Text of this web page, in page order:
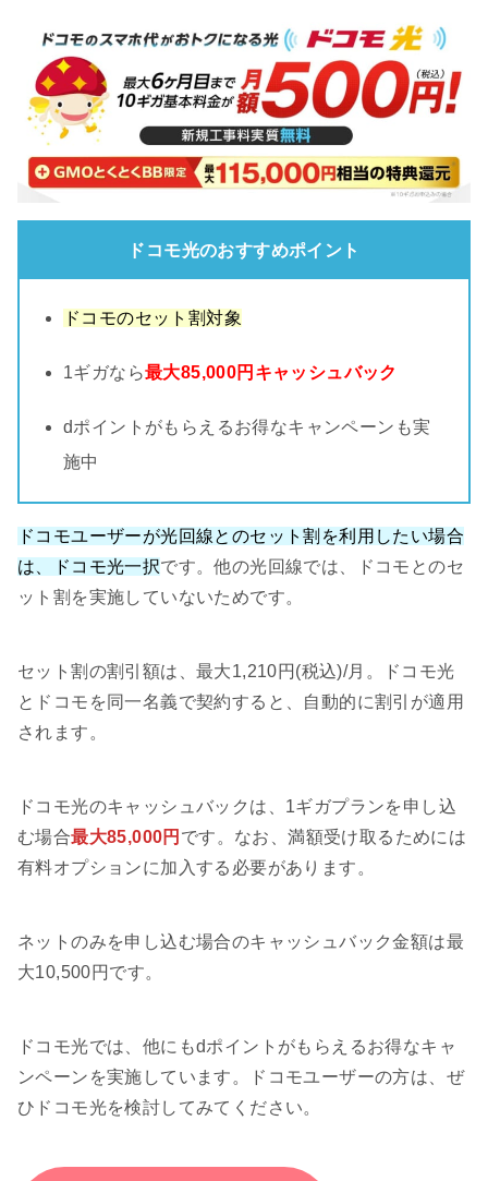
ドコモ光のおすすめポイント
ドコモのセット割対象
1ギガなら最大85,000円キャッシュバック
dポイントがもらえるお得なキャンペーンも実
施中
ドコモユーザーが光回線とのセット割を利用したい場合
は、ドコモ光一択です。他の光回線では、ドコモとのセ
ット割を実施していないためです。
セット割の割引額は、最大1,210円(税込)/月。ドコモ光
とドコモを同一名義で契約すると、自動的に割引が適用
されます。
ドコモ光のキャッシュバックは、1ギガプランを申し込
む場合最大85,000円 です。なお、満額受け取るためには
有料オプションに加入する必要があります。
ネットのみを申し込む場合のキャッシュバック金額は最
大10,500円です。
ドコモ光では、他にもdポイントがもらえるお得なキャ
ンペーンを実施しています。ドコモユーザーの方は、ぜ
ひドコモ光を検討してみてください。